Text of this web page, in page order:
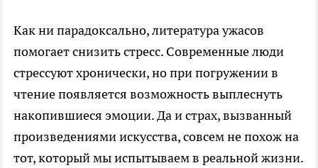
Как ни парадоксально, литература ужасов
помогает снизить стресс. Современные люди
стрессуют хронически, но при погружении в
чтение появляется возможность выплеснуть
накопившиеся эмоции. Да и страх, вызванный
произведениями искусства, совсем не похож на
тот, который мы испытываем в реальной жизни.